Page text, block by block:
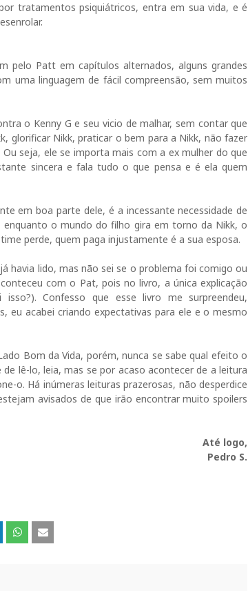
tratamentos psiquiátricos, entra em sua vida, e é
pelo Patt em capítulos alternados, alguns grandes
uma linguagem de fácil compreensão, sem muitos
o Kenny G e seu vicio de malhar, sem contar que
glorificar Nikk, praticar o bem para a Nikk, não fazer
seja, ele se importa mais com a ex mulher do que
sincera e fala tudo o que pensa e é ela quem
em boa parte dele, é a incessante necessidade de
o mundo do filho gira em torno da Nikk, o
perde, quem paga injustamente é a sua esposa.
havia lido, mas não sei se o problema foi comigo ou
com o Pat, pois no livro, a única explicação
Confesso que esse livro me surpreendeu,
eu acabei criando expectativas para ele e o mesmo
Bom da Vida, porém, nunca se sabe qual efeito o
lê-lo, leia, mas se por acaso acontecer de a leitura
o. Há inúmeras leituras prazerosas, não desperdice
avisados de que irão encontrar muito spoilers
Até logo,
Pedro S.